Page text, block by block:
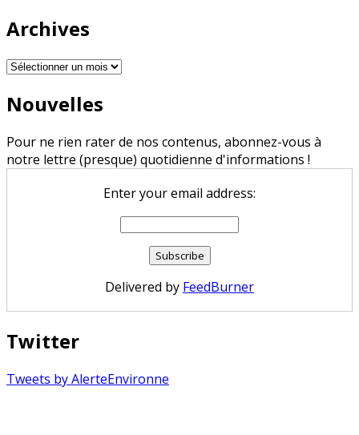
Archives
Archives
Nouvelles
Pour ne rien rater de nos contenus, abonnez-vous à
notre lettre (presque) quotidienne d'informations !
Enter your email address:
Delivered by FeedBurner
Twitter
Tweets by AlerteEnvironne